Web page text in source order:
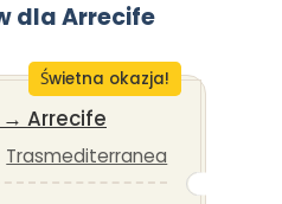
dla Arrecife
Świetna okazja!
→ Arrecife
Trasmediterranea